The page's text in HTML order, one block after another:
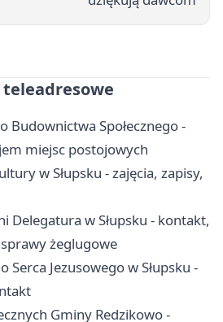
Budownictwa Społecznego -
miejsc postojowych
w Słupsku - zajęcia, zapisy,
Delegatura w Słupsku - kontakt,
żeglugowe
Serca Jezusowego w Słupsku -
Gminy Redzikowo -